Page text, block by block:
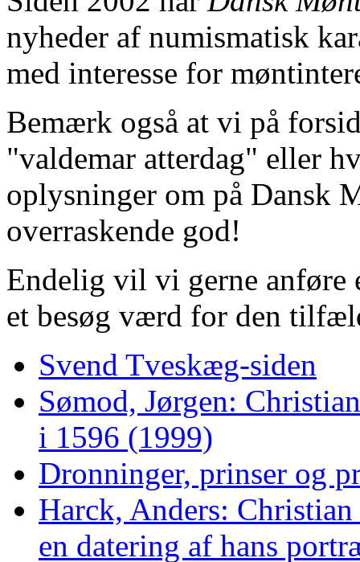
nyheder af numismatisk
med interesse for
Bemærk også at vi på
"valdemar atterdag" eller
oplysninger om på Dansk
overraskende god!
Endelig vil vi gerne anføre
et besøg værd for den
Svend Tveskæg-siden
Sømod, Jørgen:
i 1596 (1999)
Dronninger, prinser og
Harck, Anders:
en datering af hans